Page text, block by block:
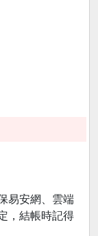
易安網、雲端
，結帳時記得